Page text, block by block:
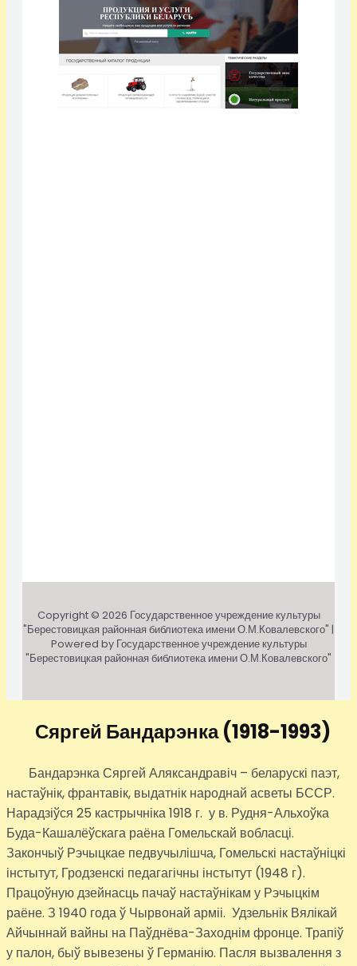
Copyright © 2026 Государственное учреждение культуры
"Берестовицкая районная библиотека имени О.М.Ковалевского" |
Powered by Государственное учреждение культуры
"Берестовицкая районная библиотека имени О.М.Ковалевского"
Сяргей Бандарэнка(1918-1993)
Бандарэнка Сяргей Аляксандравіч – беларускі паэт,
настаўнік, франтавік, выдатнік народнай асветы БССР.
Нарадзіўся 25 кастрычніка 1918 г. у в. Рудня-Альхоўка
Буда-Кашалёўскага раёна Гомельскай вобласці.
Закончыў Рэчыцкае педвучылішча, Гомельскі настаўніцкі
інстытут, Гродзенскі педагагічны інстытут (1948 г).
Працоўную дзейнасць пачаў настаўнікам у Рэчыцкім
раёне. З 1940 года ў Чырвонай арміі. Удзельнік Вялікай
Айчыннай вайны на Паўднёва-Заходнім фронце. Трапіў
у палон, быў вывезены ў Германію. Пасля вызвалення з